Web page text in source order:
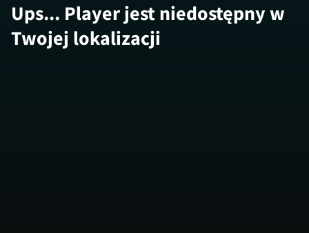
Ups... Player jest niedostępny w
Twojej lokalizacji